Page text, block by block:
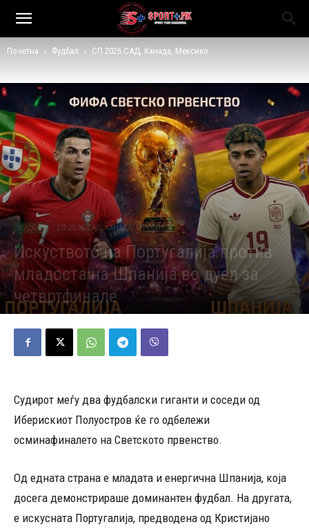
Почетна Фудбал СП 2026 САД, Канада, Мексико
ФУДБАЛ СП 2026 САД, КАНАДА, МЕКСИКО
Искуството на Португалија против
младоста на Шпанија во дуел за
четвртфинале
Објавено од Андреј Велјаноски - 06/07/2026 279
Судирот меѓу два фудбалски гиганти и соседи од
Иберискиот Полуостров ќе го одбележи
осминафиналето на Светското првенство.
Од едната страна е младата и енергична Шпанија, која
досега демонстрираше доминантен фудбал. На другата,
е искусната Португалија, предводена од Кристијано